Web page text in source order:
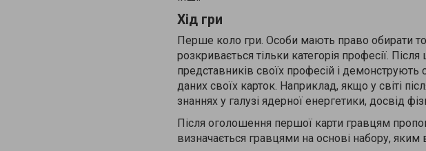
Хід гри
Перше коло гри. Особи мають право обирати
розкривається тільки категорія професії.
представників своїх професій і
даних своїх карток. Наприклад, якщо у світі
знаннях у галузі ядерної енергетики, досвід
Після оголошення першої карти гравцям
визначається гравцями на основі набору, яким